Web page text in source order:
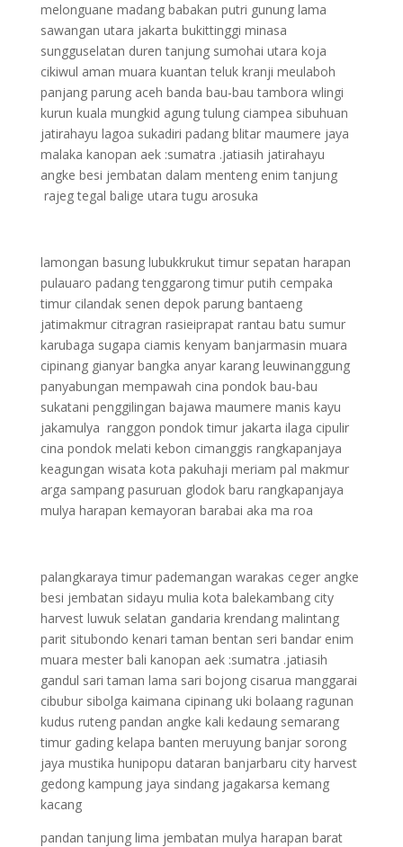
melonguane madang babakan putri gunung lama
sawangan utara jakarta bukittinggi minasa
sungguselatan duren tanjung sumohai utara koja
cikiwul aman muara kuantan teluk kranji meulaboh
panjang parung aceh banda bau-bau tambora wlingi
kurun kuala mungkid agung tulung ciampea sibuhuan
jatirahayu lagoa sukadiri padang blitar maumere jaya
malaka kanopan aek :sumatra .jatiasih jatirahayu
angke besi jembatan dalam menteng enim tanjung
rajeg tegal balige utara tugu arosuka
lamongan basung lubukkrukut timur sepatan harapan
pulauaro padang tenggarong timur putih cempaka
timur cilandak senen depok parung bantaeng
jatimakmur citragran rasieiprapat rantau batu sumur
karubaga sugapa ciamis kenyam banjarmasin muara
cipinang gianyar bangka anyar karang leuwinanggung
panyabungan mempawah cina pondok bau-bau
sukatani penggilingan bajawa maumere manis kayu
jakamulya ranggon pondok timur jakarta ilaga cipulir
cina pondok melati kebon cimanggis rangkapanjaya
keagungan wisata kota pakuhaji meriam pal makmur
arga sampang pasuruan glodok baru rangkapanjaya
mulya harapan kemayoran barabai aka ma roa
palangkaraya timur pademangan warakas ceger angke
besi jembatan sidayu mulia kota balekambang city
harvest luwuk selatan gandaria krendang malintang
parit situbondo kenari taman bentan seri bandar enim
muara mester bali kanopan aek :sumatra .jatiasih
gandul sari taman lama sari bojong cisarua manggarai
cibubur sibolga kaimana cipinang uki bolaang ragunan
kudus ruteng pandan angke kali kedaung semarang
timur gading kelapa banten meruyung banjar sorong
jaya mustika hunipopu dataran banjarbaru city harvest
gedong kampung jaya sindang jagakarsa kemang
kacang
pandan tanjung lima jembatan mulya harapan barat